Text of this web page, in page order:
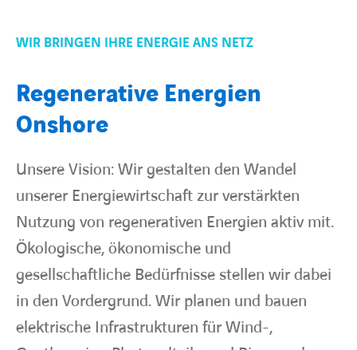
Regenerative Energien
Onshore
WIR BRINGEN IHRE ENERGIE ANS NETZ
Unsere Vision: Wir gestalten den Wandel
unserer Energiewirtschaft zur verstärkten
Nutzung von regenerativen Energien aktiv mit.
Ökologische, ökonomische und
gesellschaftliche Bedürfnisse stellen wir dabei
in den Vordergrund. Wir planen und bauen
elektrische Infrastrukturen für Wind-,